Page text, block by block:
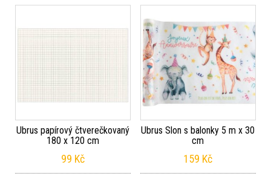
Ubrus papírový čtverečkovaný
180 x 120 cm
99 Kč
Ubrus Slon s balonky 5 m x 30
cm
159 Kč